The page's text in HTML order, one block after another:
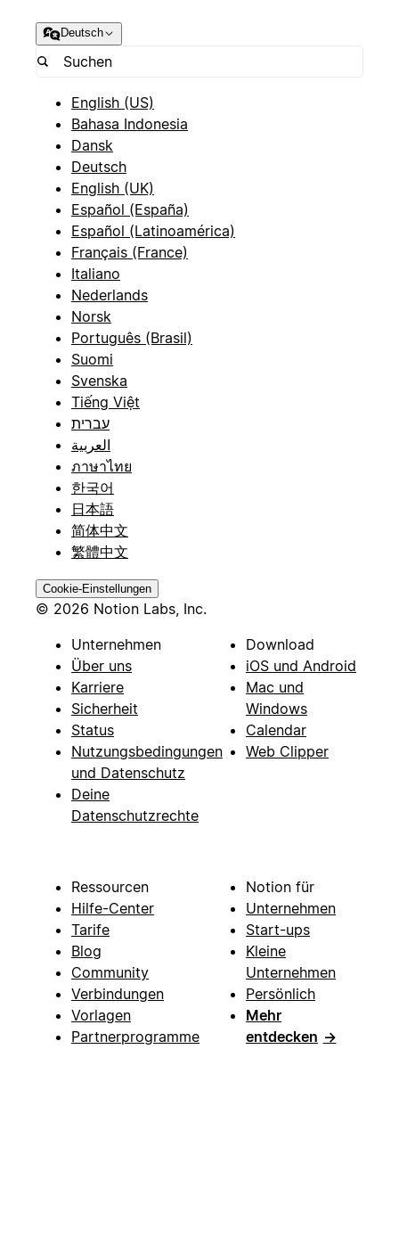
Deutsch
English (US)
Bahasa Indonesia
Dansk
Deutsch
English (UK)
Español (España)
Español (Latinoamérica)
Français (France)
Italiano
Nederlands
Norsk
Português (Brasil)
Suomi
Svenska
Tiếng Việt
עברית
العربية
ภาษาไทย
한국어
日本語
简体中文
繁體中文
Cookie-Einstellungen
© 2026 Notion Labs, Inc.
Unternehmen
Über uns
Karriere
Sicherheit
Status
Nutzungsbedingungen
und Datenschutz
Deine
Datenschutzrechte
Download
iOS und Android
Mac und
Windows
Calendar
Web Clipper
Ressourcen
Hilfe-Center
Tarife
Blog
Community
Verbindungen
Vorlagen
Partnerprogramme
Notion für
Unternehmen
Start-ups
Kleine
Unternehmen
Persönlich
Mehr
entdecken →